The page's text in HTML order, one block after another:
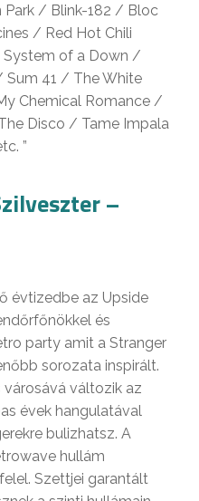
Park / Blink-182 / Bloc
/ Red Hot Chili
of a Down /
Sum 41 / The White
Chemical Romance /
Disco / Tame Impala
”
–
évtizedbe az Upside
és
party amit a Stranger
sorozata inspirált.
városává változik az
évek hangulatával
bulizhatsz. A
hullám
Szettjei garantált